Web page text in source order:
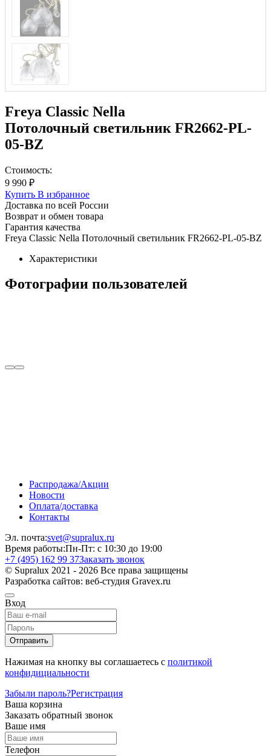
Freya Classic Nella
Потолочный светильник FR2662-PL-
05-BZ
Стоимость:
9 990 ₽
Купить В избранное
Доставка по всей России
Возврат и обмен товара
Гарантия качества
Freya Classic Nella Потолочный светильник FR2662-PL-05-BZ
Характеристики
Фотографии пользователей
Распродажа/Акции
Новости
Оплата/доставка
Контакты
Эл. почта:svet@supralux.ru
Время работы:Пн-Пт: с 10:30 до 19:00
+7 (495) 162 99 37Заказать звонок
© Supralux 2021 - 2026 Все права защищены
Разработка сайтов: веб-студия Gravex.ru
Вход
Отправить
Нажимая на кнопку вы соглашаетесь с политикой
конфидициальности
Забыли пароль?Регистрация
Ваша корзина
Заказать обратный звонок
Ваше имя
Телефон